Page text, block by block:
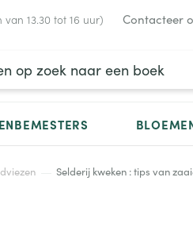
13.30 tot 16 uur) Contacteer
Selderij kweken : tips van